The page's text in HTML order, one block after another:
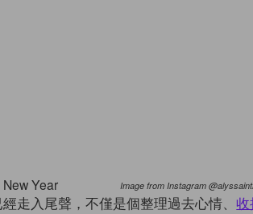
Image from Instagram
走入尾聲，不僅是個整理過去心情、